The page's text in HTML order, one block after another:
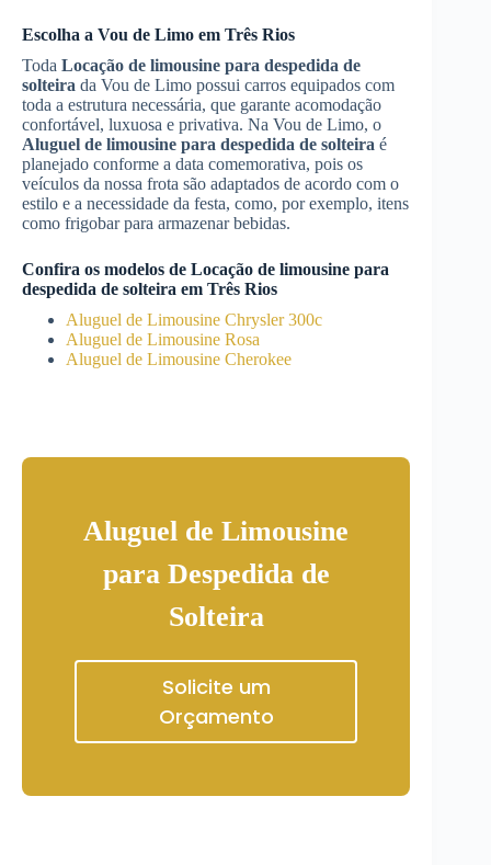
Escolha a Vou de Limo em Três Rios
Toda Locação de limousine para despedida de
solteira da Vou de Limo possui carros equipados com
toda a estrutura necessária, que garante acomodação
confortável, luxuosa e privativa. Na Vou de Limo, o
Aluguel de limousine para despedida de solteira é
planejado conforme a data comemorativa, pois os
veículos da nossa frota são adaptados de acordo com o
estilo e a necessidade da festa, como, por exemplo, itens
como frigobar para armazenar bebidas.
Confira os modelos de Locação de limousine para
despedida de solteira em Três Rios
Aluguel de Limousine Chrysler 300c
Aluguel de Limousine Rosa
Aluguel de Limousine Cherokee
Aluguel de Limousine
para Despedida de
Solteira
Solicite um
Orçamento